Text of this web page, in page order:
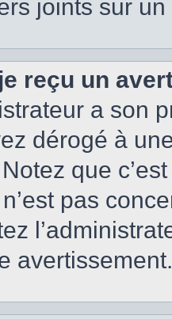
joints sur un
reçu un
a son
dérogé à
que
pas
avertissement.